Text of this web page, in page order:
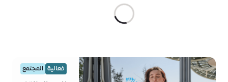
فعالية المجتمع